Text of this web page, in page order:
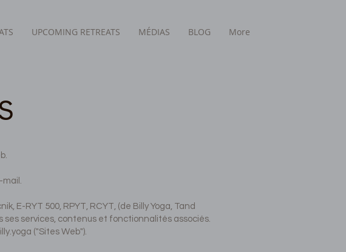
UPCOMING RETREATS MÉDIAS BLOG More
mail.
E-RYT 500, RPYT, RCYT, (de Billy Yoga, Tand
ses services, contenus et fonctionnalités associés.
("Sites Web").